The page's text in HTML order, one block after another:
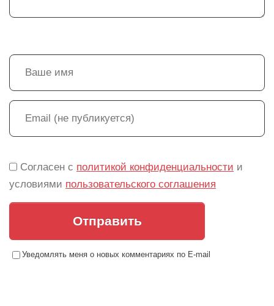
Согласен с политикой конфиденциальности и
условиями пользовательского соглашения
Отправить
Уведомлять меня о новых комментариях по E-mail